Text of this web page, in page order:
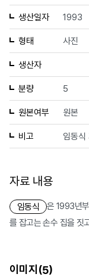
생산일자 1993
형태 사진
생산자
분량 5
원본여부 원본
비고 임동
자료 내용
임동식
은 1993년
를 잡고는 손수 집을 짓
이미지(5)